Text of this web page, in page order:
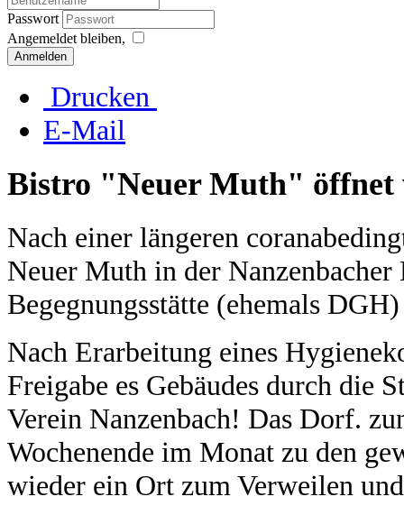
Passwort
Angemeldet bleiben,
Anmelden
Drucken
E-Mail
Bistro "Neuer Muth" öffnet
Nach einer längeren
Neuer Muth in der Nanzenbacher
Begegnungsstätte (ehemals
Nach Erarbeitung eines
Freigabe es Gebäudes durch die
Verein Nanzenbach! Das Dorf.
Wochenende im Monat zu den
wieder ein Ort zum Verweilen